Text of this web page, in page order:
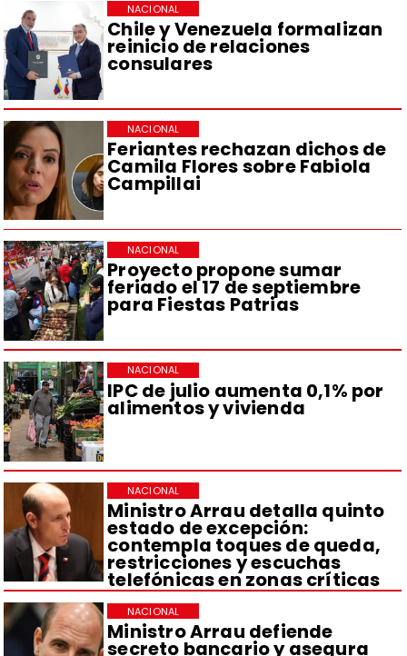
Chile y Venezuela formalizan
reinicio de relaciones
consulares
NACIONAL
Feriantes rechazan dichos de
Camila Flores sobre Fabiola
Campillai
NACIONAL
Proyecto propone sumar
feriado el 17 de septiembre
para Fiestas Patrias
NACIONAL
IPC de julio aumenta 0,1% por
alimentos y vivienda
NACIONAL
Ministro Arrau detalla quinto
estado de excepción:
contempla toques de queda,
restricciones y escuchas
telefónicas en zonas críticas
NACIONAL
Ministro Arrau defiende
secreto bancario y asegura
NACIONAL